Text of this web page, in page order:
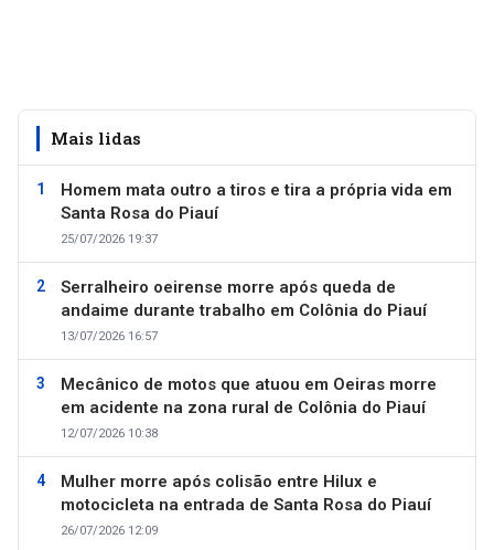
Mais lidas
Homem mata outro a tiros e tira a própria vida em
Santa Rosa do Piauí
25/07/2026 19:37
Serralheiro oeirense morre após queda de
andaime durante trabalho em Colônia do Piauí
13/07/2026 16:57
Mecânico de motos que atuou em Oeiras morre
em acidente na zona rural de Colônia do Piauí
12/07/2026 10:38
Mulher morre após colisão entre Hilux e
motocicleta na entrada de Santa Rosa do Piauí
26/07/2026 12:09